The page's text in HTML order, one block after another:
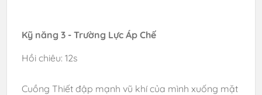
Kỹ năng 3 - Trường Lực Áp Chế
Hồi chiêu: 12s
Cuồng Thiết đập mạnh vũ khí của mình xuống mặt